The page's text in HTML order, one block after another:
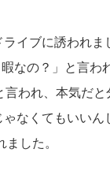
イブに誘われ
なの？」と言
われ、本気だ
なくてもいい
した。